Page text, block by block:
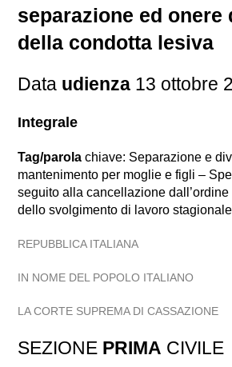
separazione ed onere
della condotta lesiva
Data udienza 13 ottobre
Integrale
Tag/parola chiave: Separazione e
mantenimento per moglie e figli –
seguito alla cancellazione
dello svolgimento di lavoro
REPUBBLICA ITALIANA
IN NOME DEL POPOLO ITALIANO
LA CORTE SUPREMA DI CASSAZIONE
SEZIONE PRIMA CIVILE